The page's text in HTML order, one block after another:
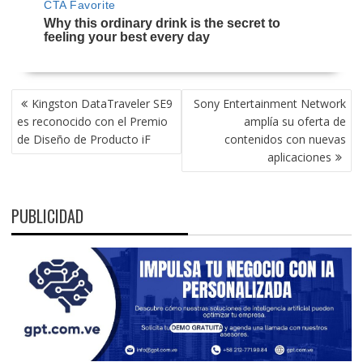
NAVEGACIÓN
DE
ENTRADAS
Kingston DataTraveler SE9
es reconocido con el Premio
de Diseño de Producto iF
Sony Entertainment Network
amplía su oferta de
contenidos con nuevas
aplicaciones
PUBLICIDAD